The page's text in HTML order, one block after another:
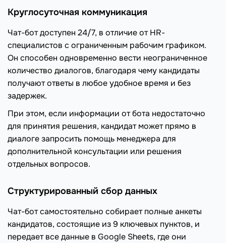
Круглосуточная коммуникация
Чат-бот доступен 24/7, в отличие от HR-
специалистов с ограниченным рабочим графиком.
Он способен одновременно вести неограниченное
количество диалогов, благодаря чему кандидаты
получают ответы в любое удобное время и без
задержек.
При этом, если информации от бота недостаточно
для принятия решения, кандидат может прямо в
диалоге запросить помощь менеджера для
дополнительной консультации или решения
отдельных вопросов.
Структурированный сбор данных
Чат-бот самостоятельно собирает полные анкеты
кандидатов, состоящие из 9 ключевых пунктов, и
передает все данные в Google Sheets, где они